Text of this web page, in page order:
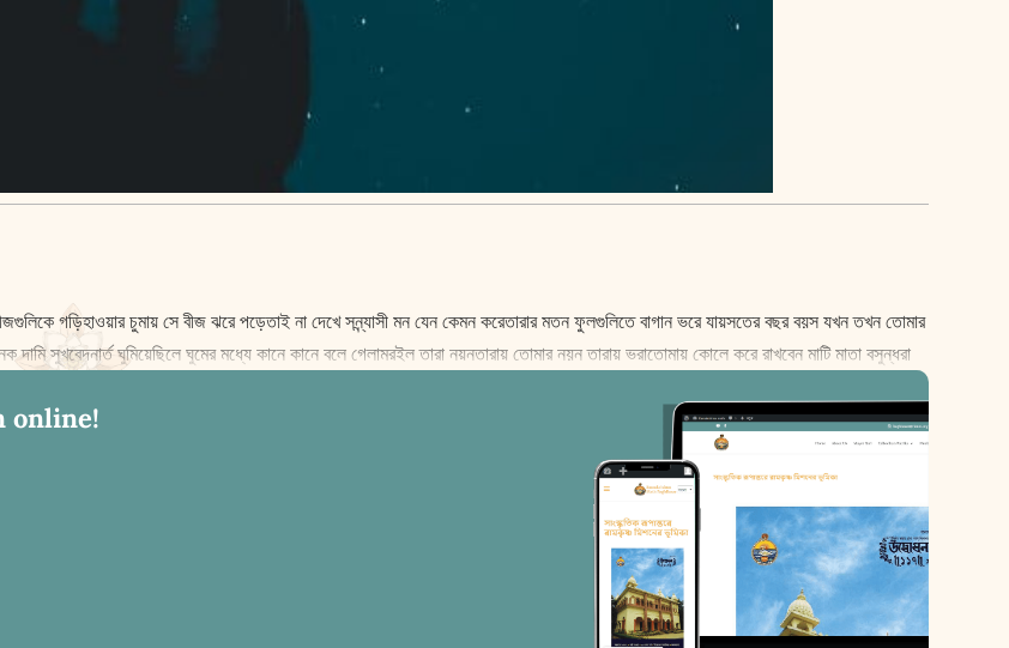
গড়িহাওয়ার চুমায় সে বীজ ঝরে পড়েতাই না দেখে সন্ন্যাসী মন যেন কেমন করেতারার মতন ফুলগুলিতে বাগান ভরে যায়সতের বছর বয়স যখন তখন তোমার
সুখবেদনার্ত ঘুমিয়েছিলে ঘুমের মধ্যে কানে কানে বলে গেলামরইল তারা নয়নতারায় তোমার নয়ন তারায় ভরাতোমায় কোলে করে রাখবেন মাটি মাতা বসুন্ধরা
online!